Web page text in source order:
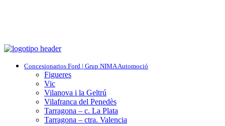
Concesionarios Ford | Grup NIMA Automoció
Figueres
Vic
Vilanova i la Geltrú
Vilafranca del Penedès
Tarragona – c. La Plata
Tarragona – ctra. Valencia